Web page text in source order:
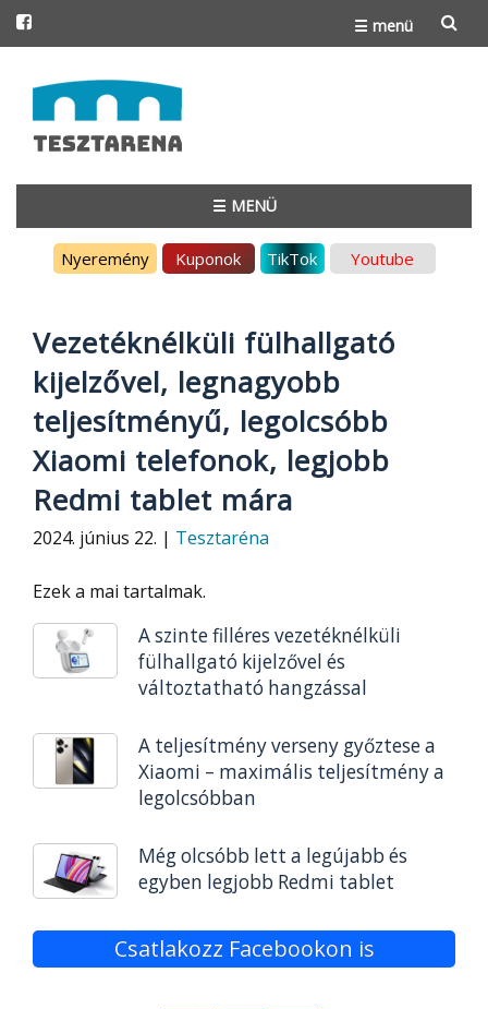
☰ menü
to
content
☰ MENÜ
Nyeremény Kuponok TikTok Youtube
Vezetéknélküli fülhallgató
kijelzővel, legnagyobb
teljesítményű, legolcsóbb
Xiaomi telefonok, legjobb
Redmi tablet mára
2024. június 22. | Tesztaréna
Ezek a mai tartalmak.
A szinte filléres vezetéknélküli
fülhallgató kijelzővel és
változtatható hangzással
A teljesítmény verseny győztese a
Xiaomi – maximális teljesítmény a
legolcsóbban
Még olcsóbb lett a legújabb és
egyben legjobb Redmi tablet
Csatlakozz Facebookon is